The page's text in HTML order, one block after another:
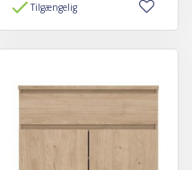
Tilgængelig